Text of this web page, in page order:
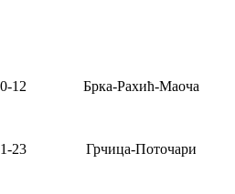
12 Брка-Рахић-Маоча
23 Грчица-Поточари